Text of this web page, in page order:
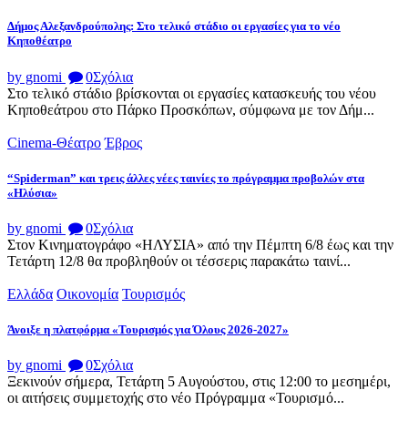
Δήμος Αλεξανδρούπολης: Στο τελικό στάδιο οι εργασίες για το νέο
Κηποθέατρο
by gnomi 0Σχόλια
Στο τελικό στάδιο βρίσκονται οι εργασίες κατασκευής του νέου
Κηποθεάτρου στο Πάρκο Προσκόπων, σύμφωνα με τον Δήμ...
Cinema-Θέατρο Έβρος
“Spiderman” και τρεις άλλες νέες ταινίες το πρόγραμμα προβολών στα
«Ηλύσια»
by gnomi 0Σχόλια
Στον Κινηματογράφο «ΗΛΥΣΙΑ» από την Πέμπτη 6/8 έως και την
Τετάρτη 12/8 θα προβληθούν οι τέσσερις παρακάτω ταινί...
Ελλάδα Οικονομία Τουρισμός
Άνοιξε η πλατφόρμα «Τουρισμός για Όλους 2026-2027»
by gnomi 0Σχόλια
Ξεκινούν σήμερα, Τετάρτη 5 Αυγούστου, στις 12:00 το μεσημέρι,
οι αιτήσεις συμμετοχής στο νέο Πρόγραμμα «Τουρισμό...